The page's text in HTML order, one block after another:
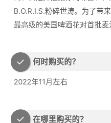
B.O.R.I.S.粉碎世涛。为了带
最高级的美国啤酒花对首批麦
何时购买的？
2022年11月左右
在哪里购买的？